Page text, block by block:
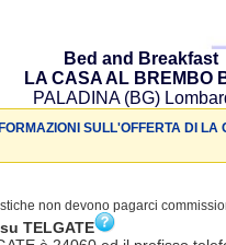
Bed and Breakfast
LA CASA AL BREMBO
PALADINA (BG)
SULL'OFFERTA DI
non devono pagarci
TELGATE